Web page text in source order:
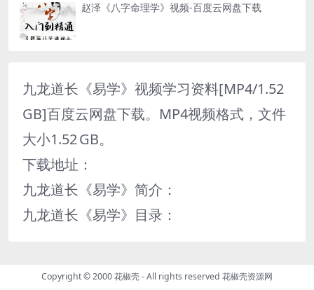
赵泽《八字命理学》视频-百度云网盘下载
九龙道长《易学》视频学习资料[MP4/1.52
GB]百度云网盘下载。MP4视频格式，文件
大小1.52 GB。
下载地址：
九龙道长《易学》简介：
九龙道长《易学》目录：
Copyright © 2000 花椒壳 - All rights reserved 花椒壳资源网